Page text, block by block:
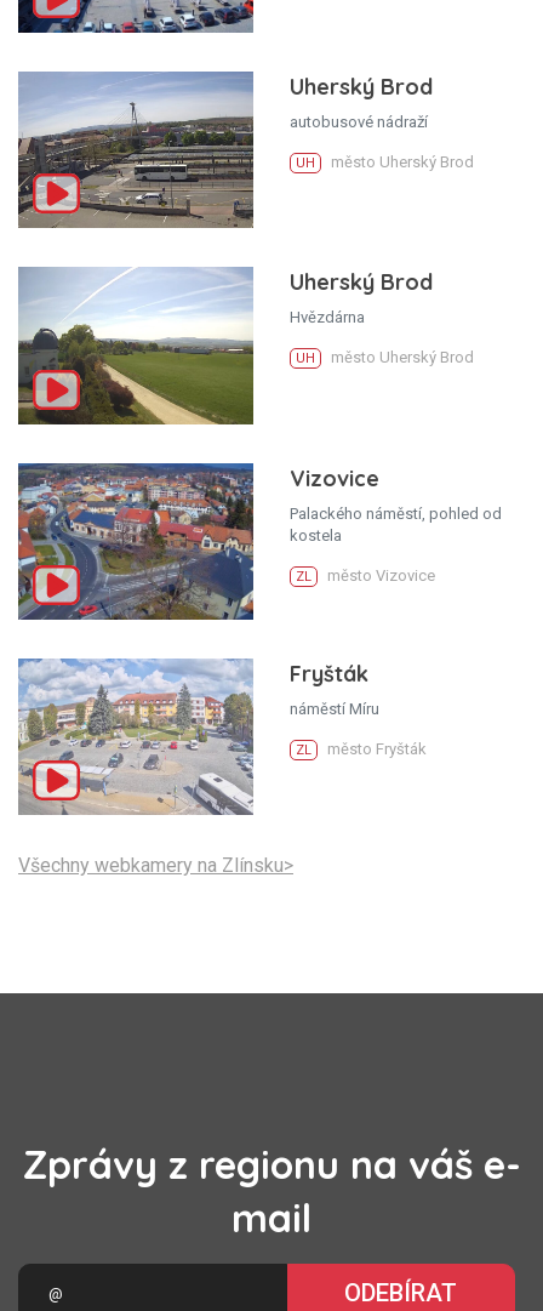
Uherský Brod
autobusové nádraží
UH město Uherský Brod
Uherský Brod
Hvězdárna
UH město Uherský Brod
Vizovice
Palackého náměstí, pohled od
kostela
ZL město Vizovice
Fryšták
náměstí Míru
ZL město Fryšták
Všechny webkamery na Zlínsku>
Zprávy z regionu na váš e-
mail
ODEBÍRAT